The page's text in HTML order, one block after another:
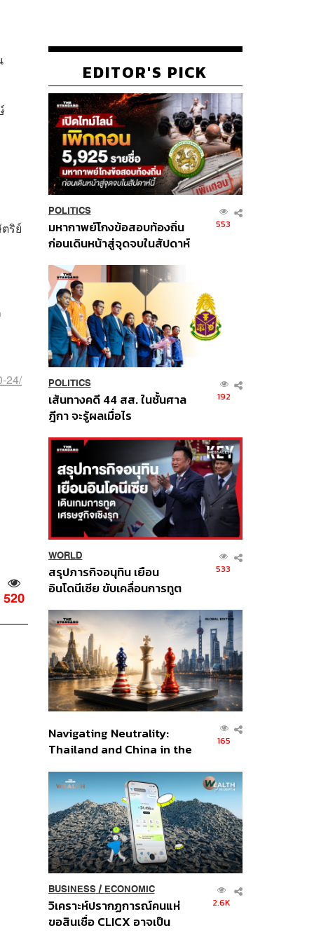
ริย์
24/
520
EDITOR'S PICK
POLITICS
มหากาพย์โกงข้อสอบท้องถิ่น
ก่อนเดินหน้าสู่จุดจบในสัปดาห์
553
POLITICS
เส้นทางคดี 44 สส. ในชั้นศาล
ฎีกา จะรู้ผลเมื่อไร
192
WORLD
สรุปภารกิจอนุทิน เยือน
อินโดนีเซีย ขับเคลื่อนการทูต
ส่วนยุทธศาสตร์ไทย –
อินโดนีเซีย
533
Navigating Neutrality:
Thailand and China in the
Order
165
BUSINESS/ ECONOMIC
วิเคราะห์ปรากฏการณ์คนแห่
ขอสินเชื่อ CLICX อาจเป็น
2.6K